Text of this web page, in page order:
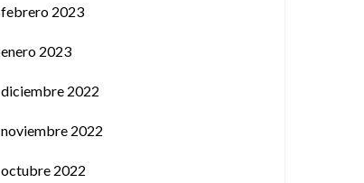
febrero 2023
enero 2023
diciembre 2022
noviembre 2022
octubre 2022